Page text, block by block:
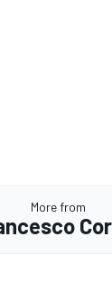
More from